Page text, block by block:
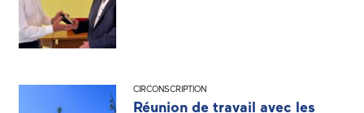
CIRCONSCRIPTION
Réunion de travail avec les